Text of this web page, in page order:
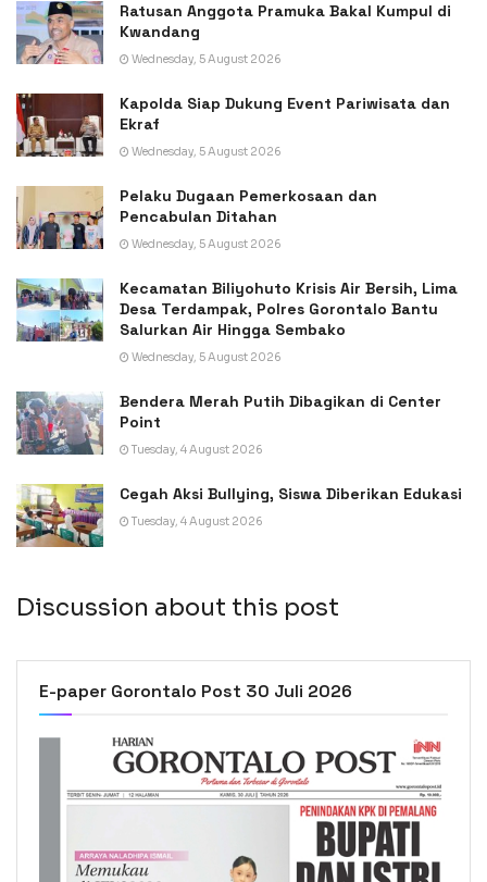
Ratusan Anggota Pramuka Bakal Kumpul di
Kwandang
Wednesday, 5 August 2026
Kapolda Siap Dukung Event Pariwisata dan
Ekraf
Wednesday, 5 August 2026
Pelaku Dugaan Pemerkosaan dan
Pencabulan Ditahan
Wednesday, 5 August 2026
Kecamatan Biliyohuto Krisis Air Bersih, Lima
Desa Terdampak, Polres Gorontalo Bantu
Salurkan Air Hingga Sembako
Wednesday, 5 August 2026
Bendera Merah Putih Dibagikan di Center
Point
Tuesday, 4 August 2026
Cegah Aksi Bullying, Siswa Diberikan Edukasi
Tuesday, 4 August 2026
Discussion about this post
E-paper Gorontalo Post 30 Juli 2026